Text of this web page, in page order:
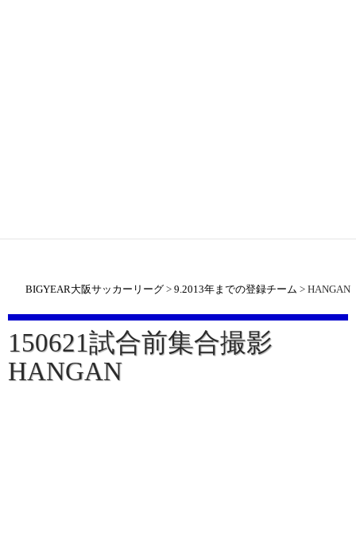
BIGYEAR大阪サッカーリーグ > 9.2013年までの登録チーム > HANGAN
150621試合前集合撮影
HANGAN